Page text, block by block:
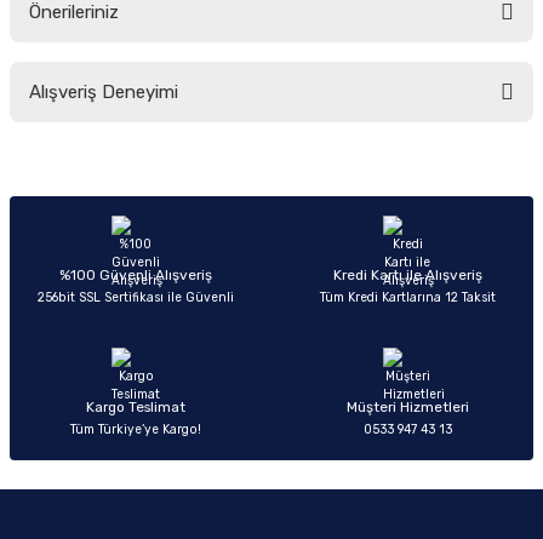
Önerileriniz
yetersiz gördüğünüz noktaları öneri formunu kullanarak tarafımıza
Ürün açıklamasında eksik bilgiler bulunuyor.
Ürün bilgilerinde hatalar bulunuyor.
Ürün fiyatı diğer sitelerden daha pahalı.
Alışveriş Deneyimi
Sitemize ilk yorumu siz yapın!
%100 Güvenli Alışveriş
256bit SSL Sertifikası ile Güvenli
Kredi Kartı ile Alışveriş
Tüm Kredi Kartlarına 12 Taksit
Kargo Teslimat
Tüm Türkiye’ye Kargo!
Müşteri Hizmetleri
0533 947 43 13